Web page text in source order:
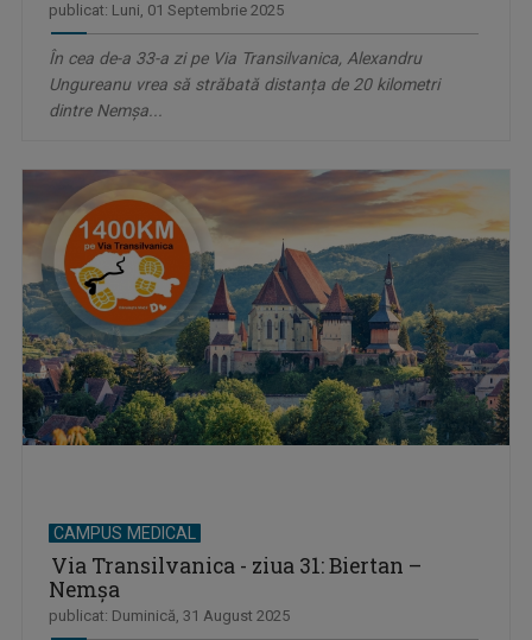
publicat: Luni, 01 Septembrie 2025
În cea de-a 33-a zi pe Via Transilvanica, Alexandru
Ungureanu vrea să străbată distanța de 20 kilometri
dintre Nemșa...
CAMPUS MEDICAL
Via Transilvanica - ziua 31: Biertan –
Nemșa
publicat: Duminică, 31 August 2025